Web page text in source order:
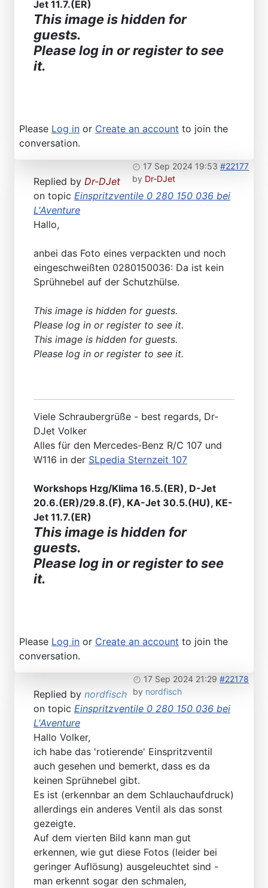
Jet 11.7.(ER)
This image is hidden for
guests.
Please log in or register to see
it.
Please Log in or Create an account to join the
conversation.
17 Sep 2024 19:53 #22177
by Dr-DJet
Replied by Dr-DJet
on topic Einspritzventile 0 280 150 036 bei
L'Aventure
Hallo,
anbei das Foto eines verpackten und noch
eingeschweißten 0280150036: Da ist kein
Sprühnebel auf der Schutzhülse.
This image is hidden for guests.
Please log in or register to see it.
This image is hidden for guests.
Please log in or register to see it.
Viele Schraubergrüße - best regards, Dr-
DJet Volker
Alles für den Mercedes-Benz R/C 107 und
W116 in der SLpedia Sternzeit 107
Workshops Hzg/Klima 16.5.(ER), D-Jet
20.6.(ER)/29.8.(F), KA-Jet 30.5.(HU), KE-
Jet 11.7.(ER)
This image is hidden for
guests.
Please log in or register to see
it.
Please Log in or Create an account to join the
conversation.
17 Sep 2024 21:29 #22178
by nordfisch
Replied by nordfisch
on topic Einspritzventile 0 280 150 036 bei
L'Aventure
Hallo Volker,
ich habe das 'rotierende' Einspritzventil
auch gesehen und bemerkt, dass es da
keinen Sprühnebel gibt.
Es ist (erkennbar an dem Schlauchaufdruck)
allerdings ein anderes Ventil als das sonst
gezeigte.
Auf dem vierten Bild kann man gut
erkennen, wie gut diese Fotos (leider bei
geringer Auflösung) ausgeleuchtet sind -
man erkennt sogar den schmalen,